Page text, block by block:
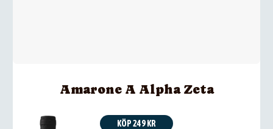
Amarone A Alpha Zeta
KÖP 249 KR